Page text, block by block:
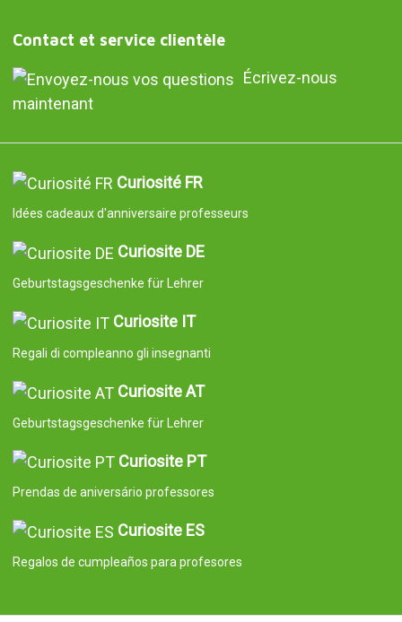
Contact et service clientèle
Écrivez-nous
maintenant
Curiosité FR
Idées cadeaux d'anniversaire professeurs
Curiosite DE
Geburtstagsgeschenke für Lehrer
Curiosite IT
Regali di compleanno gli insegnanti
Curiosite AT
Geburtstagsgeschenke für Lehrer
Curiosite PT
Prendas de aniversário professores
Curiosite ES
Regalos de cumpleaños para profesores